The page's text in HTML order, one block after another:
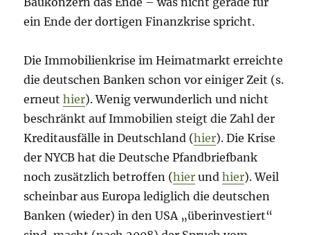
ein Ende der dortigen Finanzkrise spricht.
Die Immobilienkrise im Heimatmarkt erreichte
die deutschen Banken schon vor einiger Zeit (s.
erneuthier). Wenig verwunderlich und nicht
beschränkt auf Immobilien steigt die Zahl der
Kreditausfälle in Deutschland (hier). Die Krise
der NYCB hat die Deutsche Pfandbriefbank
noch zusätzlich betroffen (hier undhier). Weil
scheinbar aus Europa lediglich die deutschen
Banken (wieder) in den USA „überinvestiert“